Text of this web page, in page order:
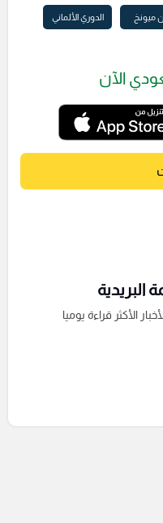
ميونخ الدوري الألماني
الآن
البريدية
الأكثر قراءة يوميا